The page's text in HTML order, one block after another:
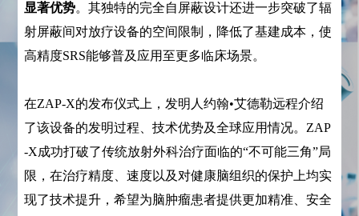
显著优势。其独特的完全自屏蔽设计还进一步突破了辐
射屏蔽间对放疗设备的空间限制，降低了基建成本，使
高精度SRS能够普及应用至更多临床场景。
在ZAP-X的发布仪式上，发明人约翰•艾德勒远程介绍
了该设备的发明过程、技术优势及全球应用情况。ZAP
-X成功打破了传统放射外科治疗面临的“不可能三角”局
限，在治疗精度、速度以及对健康脑组织的保护上均实
现了技术提升，希望为脑肿瘤患者提供更加精准、安全